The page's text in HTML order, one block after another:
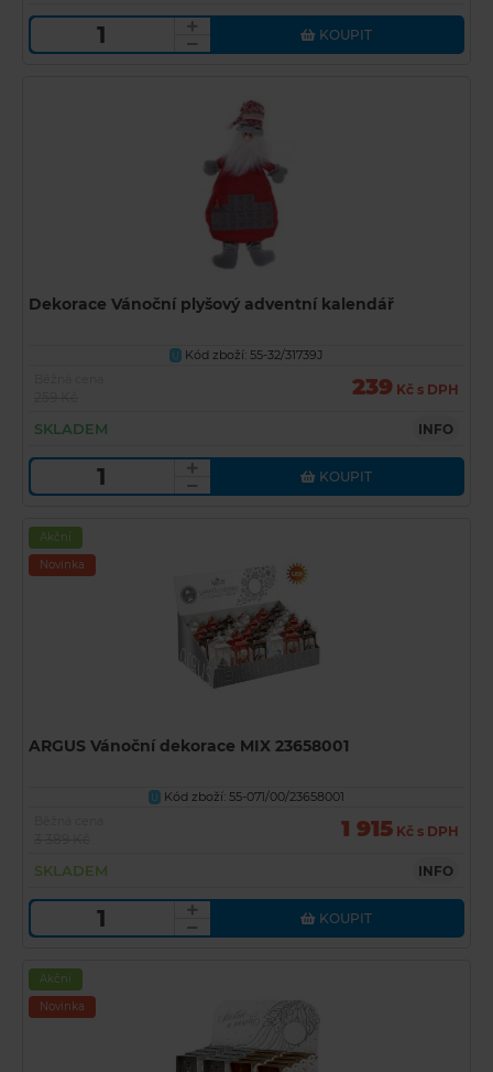
KOUPIT
Dekorace Vánoční plyšový adventní kalendář
U
Kód zboží: 55-32/31739J
239 Kč s DPH
SKLADEM INFO
KOUPIT
Akční
Novinka
ARGUS Vánoční dekorace MIX 23658001
U
Kód zboží: 55-071/00/23658001
1 915 Kč s DPH
SKLADEM INFO
KOUPIT
Akční
Novinka